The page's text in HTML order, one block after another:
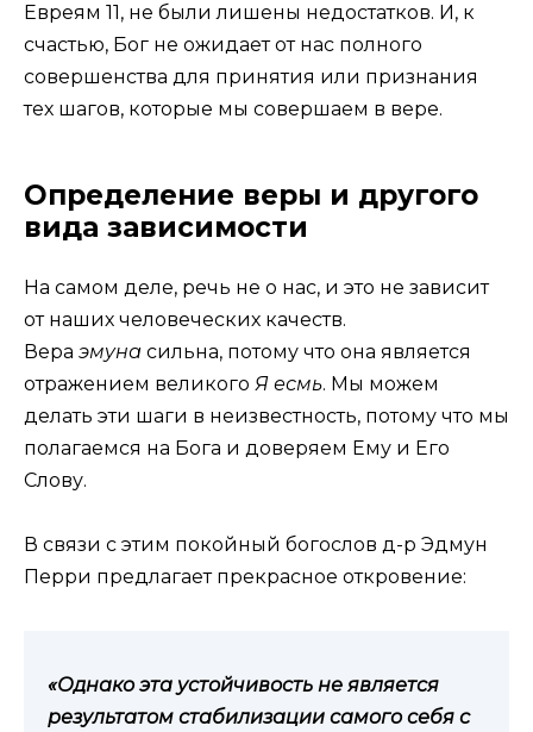
Евреям 11, не были лишены недостатков. И, к
счастью, Бог не ожидает от нас полного
совершенства для принятия или признания
тех шагов, которые мы совершаем в вере.
Определение веры и другого
вида зависимости
На самом деле, речь не о нас, и это не зависит
от наших человеческих качеств.
Вера эмуна сильна, потому что она является
отражением великого Я есмь. Мы можем
делать эти шаги в неизвестность, потому что мы
полагаемся на Бога и доверяем Ему и Его
Слову.
В связи с этим покойный богослов д-р Эдмун
Перри предлагает прекрасное откровение:
«Однако эта устойчивость не является
результатом стабилизации самого себя с